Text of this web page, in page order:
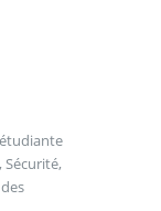
étudiante
Sécurité,